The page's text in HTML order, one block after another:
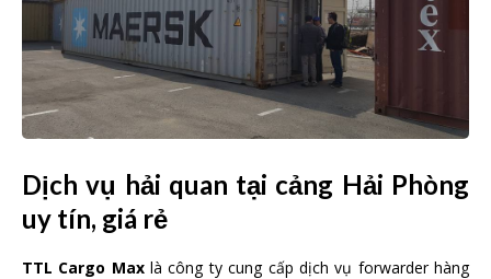
Dịch vụ hải quan tại cảng Hải Phòng
uy tín, giá rẻ
TTL Cargo Maxlà công ty cung cấp dịch vụ forwarder hàng